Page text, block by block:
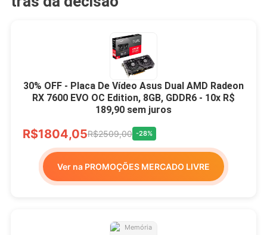
30% OFF - Placa De Vídeo Asus Dual AMD Radeon
RX 7600 EVO OC Edition, 8GB, GDDR6 - 10x R$
189,90 sem juros
R$1804,05R$2509,00 -28%
Ver na PROMOÇÕES MERCADO LIVRE